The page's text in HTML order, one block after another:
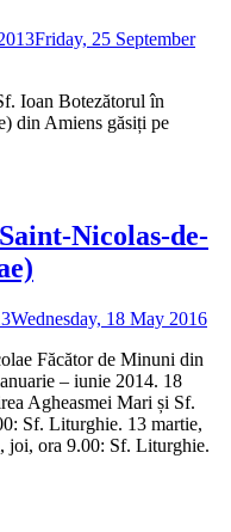
Friday, 25 September
Ioan Botezătorul în
din Amiens găsiți pe
Nicolas-de-
Wednesday, 18 May 2016
Făcător de Minuni din
– iunie 2014. 18
Agheasmei Mari și Sf.
Sf. Liturghie. 13 martie,
joi, ora 9.00: Sf. Liturghie.